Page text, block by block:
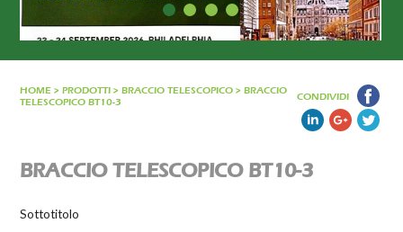
HOME > PRODOTTI > BRACCIO TELESCOPICO > BRACCIO
TELESCOPICO BT10-3
CONDIVIDI
BRACCIO TELESCOPICO BT10-3
Sottotitolo